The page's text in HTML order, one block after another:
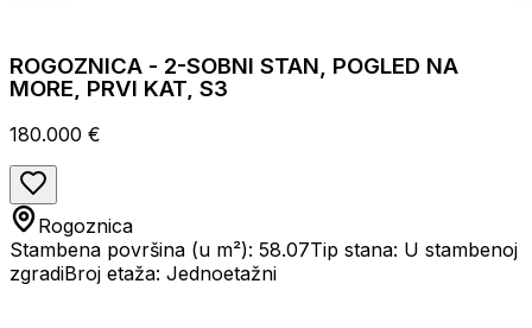
ROGOZNICA - 2-SOBNI STAN, POGLED NA
MORE, PRVI KAT, S3
180.000 €
Rogoznica
Stambena površina (u m²): 58.07Tip stana: U stambenoj
zgradiBroj etaža: Jednoetažni